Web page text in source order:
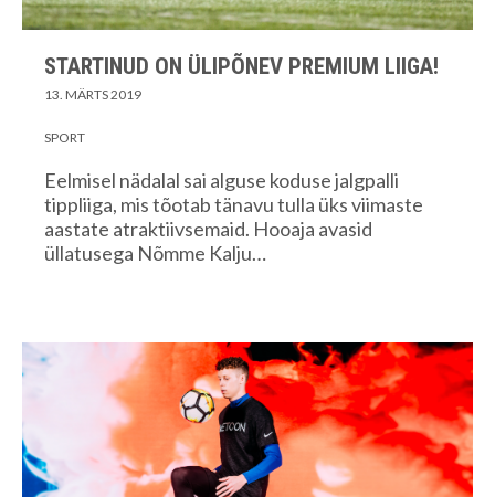
STARTINUD ON ÜLIPÕNEV PREMIUM LIIGA!
13. MÄRTS 2019
SPORT
Eelmisel nädalal sai alguse koduse jalgpalli
tippliiga, mis tõotab tänavu tulla üks viimaste
aastate atraktiivsemaid. Hooaja avasid
üllatusega Nõmme Kalju…